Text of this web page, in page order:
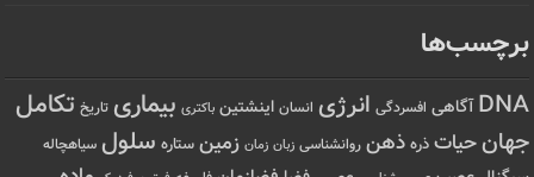
برچسب‌ها
DNA آگاهی افسردگی انرژی انسان اینشتین باکتری بیماری تاریخ تکامل
جهانحیات ذره ذهن روانشناسی زبان زمان زمین ستاره سلول سیاهچاله